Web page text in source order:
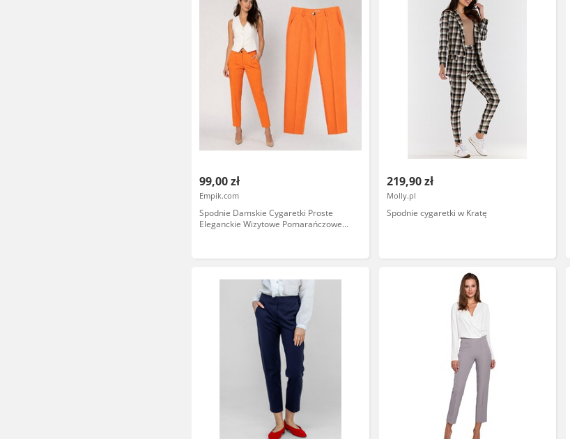
99,00 zł
Empik.com
Spodnie Damskie Cygaretki Proste
Eleganckie Wizytowe Pomarańczowe
219,90 zł
Molly.pl
Spodnie cygaretki w Kratę